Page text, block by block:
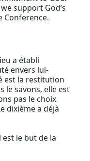
support God’s
Conference.
a établi
envers lui-
est la restitution
le savons, elle est
pas le choix
dixième a déjà
le but de la